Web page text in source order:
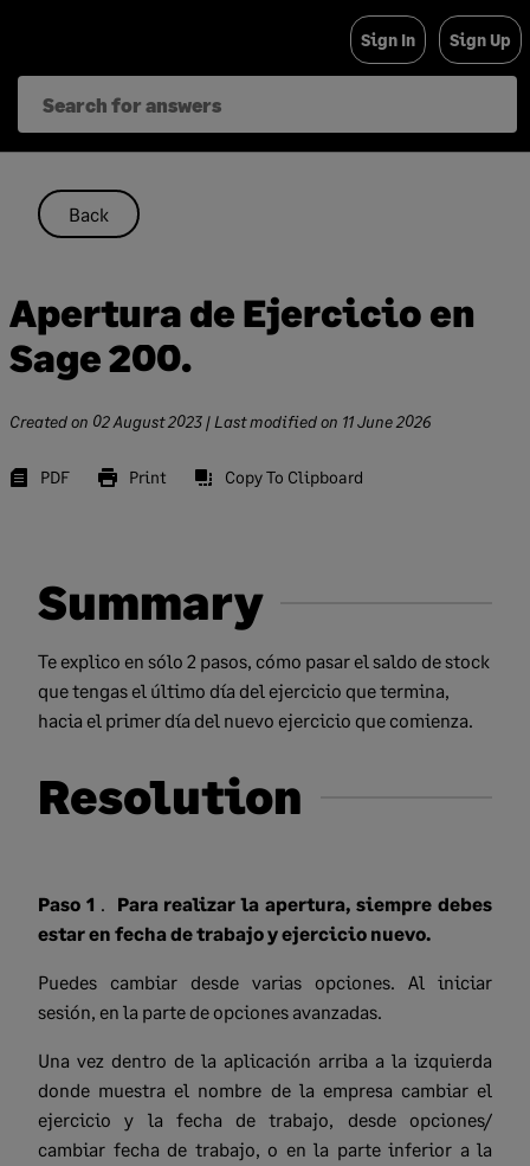
content
Sign In Sign Up
Back
Apertura de Ejercicio en
Sage 200.
Created on 02 August 2023 | Last modified on 11 June 2026
PDF Print Copy To Clipboard
Summary
Te explico en sólo 2 pasos, cómo pasar el saldo de stock
que tengas el último día del ejercicio que termina,
hacia el primer día del nuevo ejercicio que comienza.
Resolution
Paso 1 . Para realizar la apertura, siempre debes
estar en fecha de trabajo y ejercicio nuevo.
Puedes cambiar desde varias opciones. Al iniciar
sesión, en la parte de opciones avanzadas.
Una vez dentro de la aplicación arriba a la izquierda
donde muestra el nombre de la empresa cambiar el
ejercicio y la fecha de trabajo, desde opciones/
cambiar fecha de trabajo, o en la parte inferior a la